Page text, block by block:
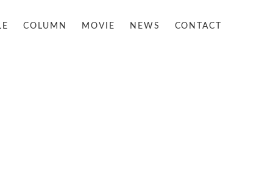
COLUMN MOVIE NEWS CONTACT